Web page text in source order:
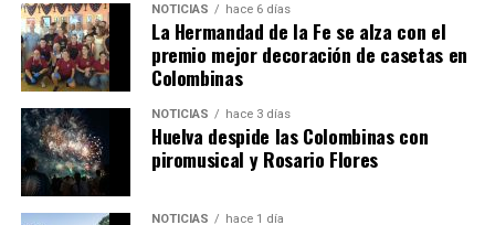
QUINTA CORRIDA DE LAS FIESTAS COLOMBINAS
2026
hace 4 días· Huelvatv
NOTICIAS hace 6 días
La Hermandad de la Fe se alza con el
premio mejor decoración de casetas en
Colombinas
NOTICIAS hace 3 días
Huelva despide las Colombinas con
piromusical y Rosario Flores
NOTICIAS hace 1 día